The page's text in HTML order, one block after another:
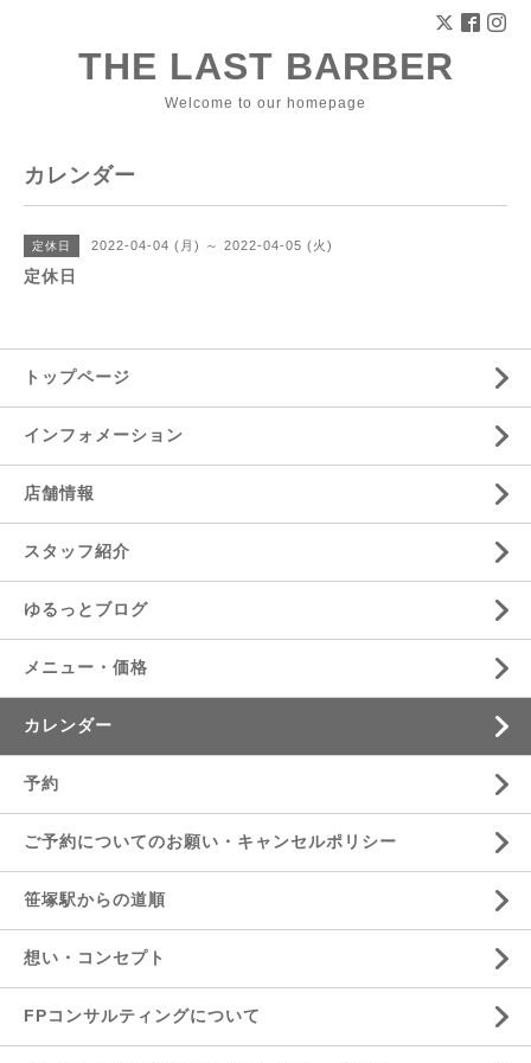
THE LAST BARBER
Welcome to our homepage
カレンダー
定休日 2022-04-04 (月) ～ 2022-04-05 (火)
定休日
トップページ
インフォメーション
店舗情報
スタッフ紹介
ゆるっとブログ
メニュー・価格
カレンダー
予約
ご予約についてのお願い・キャンセルポリシー
笹塚駅からの道順
想い・コンセプト
FPコンサルティングについて